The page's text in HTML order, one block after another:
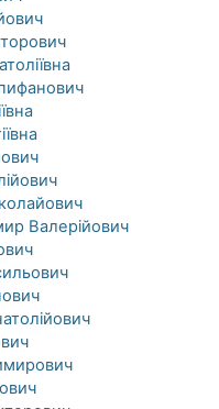
Валерійович